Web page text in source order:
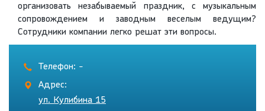
организовать незабываемый праздник, с музыкальным
сопровождением и заводным веселым ведущим?
Сотрудники компании легко решат эти вопросы.
Телефон: -
Адрес:
ул. Кулибина 15